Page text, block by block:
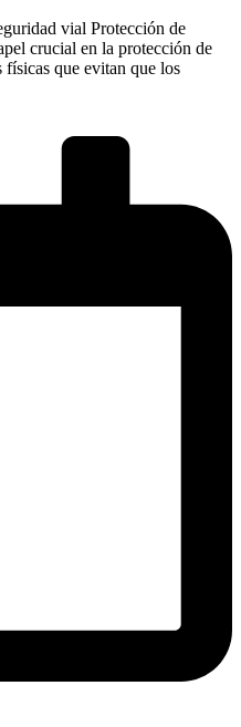
vial Protección de
crucial en la protección de
físicas que evitan que los